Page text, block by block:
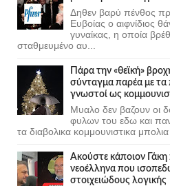
Δηθεν βαρύ πένθος
Ευβοίας ο αιφνίδιος
γυναίκας, η οποία
σταθμευμένο αυ...
Πάρα την «θεϊκή»
σύνταγμα παρέα με τα
γνωστοί ως
Μυαλο δεν βαζουν οι
φυλων του εδω και
τα διαβολικα κομμουνιστικα
Ακούστε κάποιον Γάκη
νεοέλληνα που
στοιχειώδους λογικής